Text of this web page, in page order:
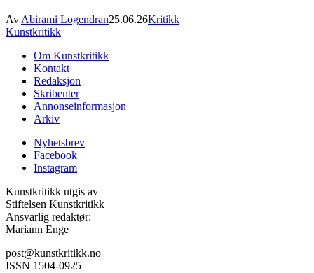
Av Abirami Logendran25.06.26Kritikk
Kunstkritikk
Om Kunstkritikk
Kontakt
Redaksjon
Skribenter
Annonseinformasjon
Arkiv
Nyhetsbrev
Facebook
Instagram
Kunstkritikk utgis av
Stiftelsen Kunstkritikk
Ansvarlig redaktør:
Mariann Enge
post@kunstkritikk.no
ISSN 1504-0925